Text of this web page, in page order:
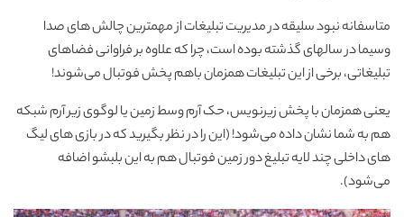
متاسفانه نبود سلیقه در مدیریت تبلیغات از مهمترین چالش های صدا
وسیما در سالهای گذشته بوده است، چرا که علاوه بر فراوانی فضاهای
تبلیغاتی، برخی از این تبلیغات همزمان باهم پخش فوتبال می‌شوند!
یعنی همزمان با پخش زیرنویس، حک آرم وسط زمین یا لوگوی زیر آرم شبکه
هم به شما نشان داده می‌شود! (این را در نظر بگیرید که در بازی های لیگ
های داخلی چند لایه تبلیغ دور زمین فوتبال هم به این بلبشو اضافه
می‌شود).